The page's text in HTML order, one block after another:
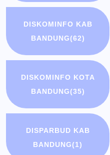
DISKOMINFO KAB
BANDUNG(62)
DISKOMINFO KOTA
BANDUNG(35)
DISPARBUD KAB
BANDUNG(1)